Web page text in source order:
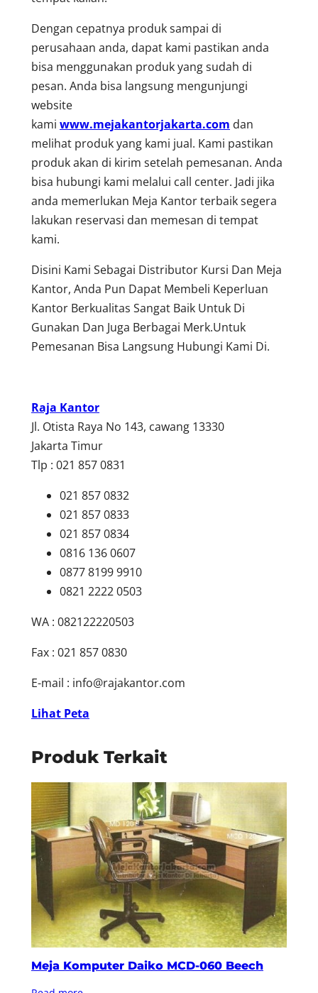
Dengan cepatnya produk sampai di
perusahaan anda, dapat kami pastikan anda
bisa menggunakan produk yang sudah di
pesan. Anda bisa langsung mengunjungi
website
kami www.mejakantorjakarta.com dan
melihat produk yang kami jual. Kami pastikan
produk akan di kirim setelah pemesanan. Anda
bisa hubungi kami melalui call center. Jadi jika
anda memerlukan Meja Kantor terbaik segera
lakukan reservasi dan memesan di tempat
kami.
Disini Kami Sebagai Distributor Kursi Dan Meja
Kantor, Anda Pun Dapat Membeli Keperluan
Kantor Berkualitas Sangat Baik Untuk Di
Gunakan Dan Juga Berbagai Merk.Untuk
Pemesanan Bisa Langsung Hubungi Kami Di.
Raja Kantor
Jl. Otista Raya No 143, cawang 13330
Jakarta Timur
Tlp : 021 857 0831
021 857 0832
021 857 0833
021 857 0834
0816 136 0607
0877 8199 9910
0821 2222 0503
WA : 082122220503
Fax : 021 857 0830
E-mail : info@rajakantor.com
Lihat Peta
Produk Terkait
Meja Komputer Daiko MCD-060 Beech